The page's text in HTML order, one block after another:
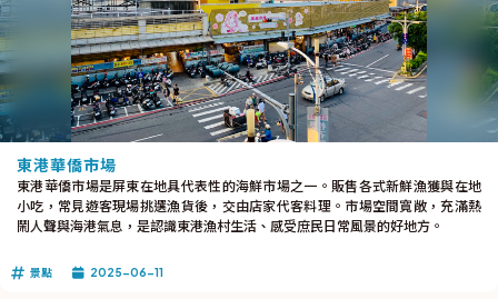
東港華僑市場
東港華僑市場是屏東在地具代表性的海鮮市場之一。販售各式新鮮漁獲與在地
小吃，常見遊客現場挑選漁貨後，交由店家代客料理。市場空間寬敞，充滿熱
鬧人聲與海港氣息，是認識東港漁村生活、感受庶民日常風景的好地方。
景點 2025-06-11